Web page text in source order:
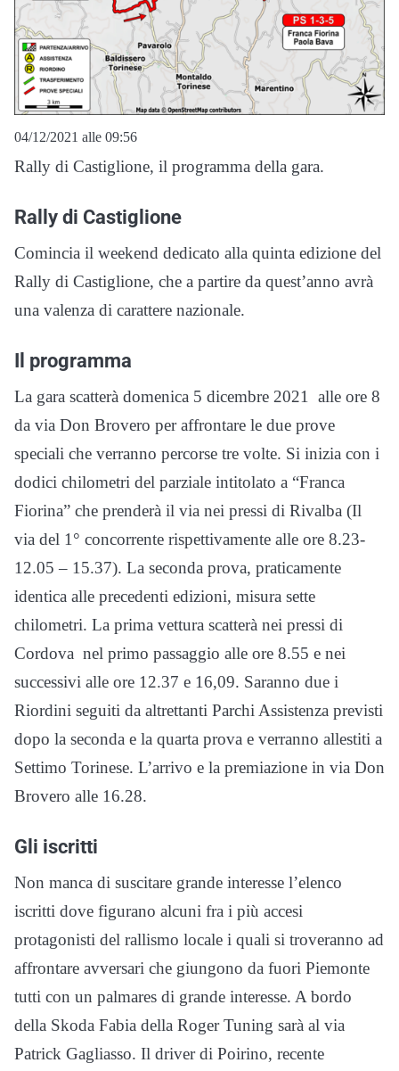
04/12/2021 alle 09:56
Rally di Castiglione, il programma della gara.
Rally di Castiglione
Comincia il weekend dedicato alla quinta edizione del
Rally di Castiglione, che a partire da quest’anno avrà
una valenza di carattere nazionale.
Il programma
La gara scatterà domenica 5 dicembre 2021 alle ore 8
da via Don Brovero per affrontare le due prove
speciali che verranno percorse tre volte. Si inizia con i
dodici chilometri del parziale intitolato a “Franca
Fiorina” che prenderà il via nei pressi di Rivalba (Il
via del 1° concorrente rispettivamente alle ore 8.23-
12.05 – 15.37). La seconda prova, praticamente
identica alle precedenti edizioni, misura sette
chilometri. La prima vettura scatterà nei pressi di
Cordova nel primo passaggio alle ore 8.55 e nei
successivi alle ore 12.37 e 16,09. Saranno due i
Riordini seguiti da altrettanti Parchi Assistenza previsti
dopo la seconda e la quarta prova e verranno allestiti a
Settimo Torinese. L’arrivo e la premiazione in via Don
Brovero alle 16.28.
Gli iscritti
Non manca di suscitare grande interesse l’elenco
iscritti dove figurano alcuni fra i più accesi
protagonisti del rallismo locale i quali si troveranno ad
affrontare avversari che giungono da fuori Piemonte
tutti con un palmares di grande interesse. A bordo
della Skoda Fabia della Roger Tuning sarà al via
Patrick Gagliasso. Il driver di Poirino, recente